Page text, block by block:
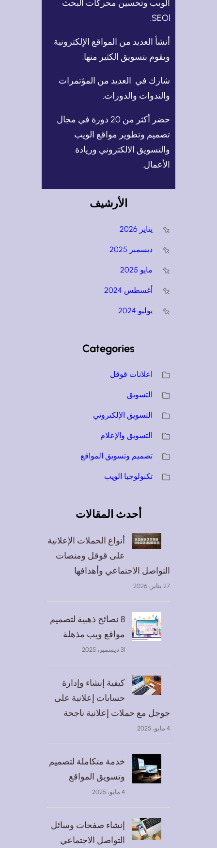
الويب وتحسين محركات البحث
SEOl.
أنشأ العديد من المواقع الإلكترونية
ويقوم بتسويق الكثير منها.
شارك في العديد من المؤتمرات
والندوات والدورات.
حضر أكثر من 20 دورة في مجال
تصميم وتطوير مواقع الويب
والتسويق الالكتروني وريادة
الأعمال.
الأرشيف
يناير 2026
ديسمبر 2025
مايو 2025
أغسطس 2024
يوليو 2024
Categories
اعلانات قوقل
التسويق
التسويق الإلكتروني
التسويق والإعلام
تصميم وتسويق المواقع
تكنولوجيا الويب
أحدث المقالات
أنواع الحملات الإعلانية
على قوقل ومنصات
التواصل الاجتماعي وأهدافها
8 نصائح ذهبية لتصميم
مواقع ويب مذهلة
كيفية إنشاء وإدارة
حسابات إعلانية على
جوجل مع حملات إعلانية ناجحة
خدمة متكاملة لتصميم
وتسويق المواقع
إنشاء صفحات وسائل
التواصل الاجتماعي